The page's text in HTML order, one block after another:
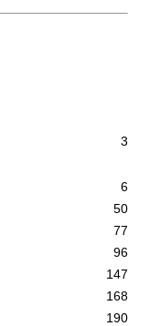
3
6
50
77
96
147
168
190